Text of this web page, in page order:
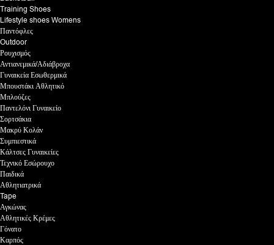
Training Shoes
Lifestyle shoes Womens
Παντόφλες
Outdoor
Ρουχισμός
Αντιανεμικά/Αδιάβροχα
Γυναικεία Εσωθερμικά
Μπουστάκι Αθλητικό
Μπλούζες
Παντελόνι Γυναικείο
Σορτσάκια
Μακρύ Κολάν
Συμπιεστικά
Κάλτσες Γυναικείες
Τεχνικό Εσώρουχο
Παιδικά
Αθλητιατρικά
Tape
Αγκώνας
Αθλητικές Κρέμες
Γόνατο
Καρπός